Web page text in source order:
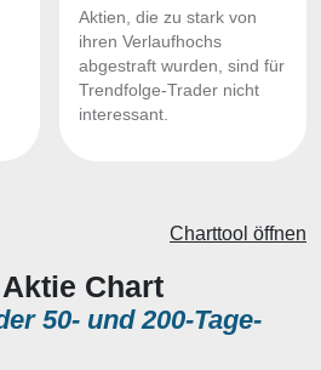
Aktien, die zu stark von
ihren Verlaufhochs
abgestraft wurden, sind für
Trendfolge-Trader nicht
interessant.
Chart
50- und 200-Tage-
Charttool öffnen